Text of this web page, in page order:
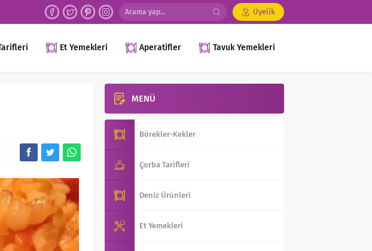
Üyelik
Et Yemekleri Aperatifler Tavuk Yemekleri
MENÜ
Börekler-Kekler
Çorba Tarifleri
Deniz Ürünleri
Et Yemekleri